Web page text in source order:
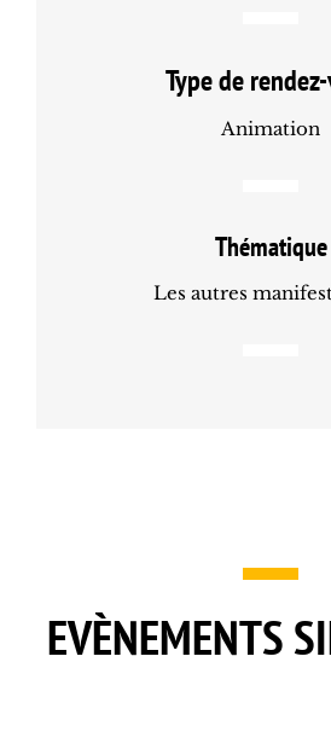
Type de
Animation
Thématique
Les autres
EVÈNEMENTS